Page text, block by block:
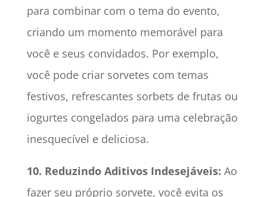
para combinar com o tema do evento,
criando um momento memorável para
você e seus convidados. Por exemplo,
você pode criar sorvetes com temas
festivos, refrescantes sorbets de frutas ou
iogurtes congelados para uma celebração
inesquecível e deliciosa.
10. Reduzindo Aditivos Indesejáveis: Ao
fazer seu próprio sorvete, você evita os